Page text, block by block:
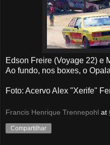
Edson Freire (Voyage 22) e
Ao fundo, nos boxes, o
Foto: Acervo Alex "Xerife"
Francis Henrique Trennepohl at
Compartilhar